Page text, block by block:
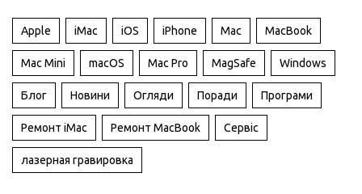
Apple iMac iOS iPhone Mac MacBook
Mac Mini macOS Mac Pro MagSafe Windows
Блог Новини Огляди Поради Програми
Ремонт iMac Ремонт MacBook Сервіс
лазерная гравировка